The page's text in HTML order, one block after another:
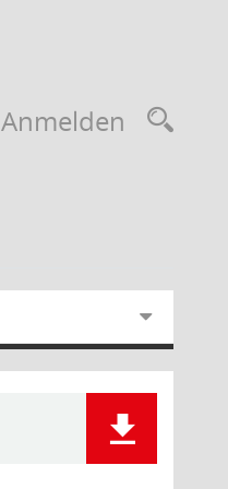
Anmelden